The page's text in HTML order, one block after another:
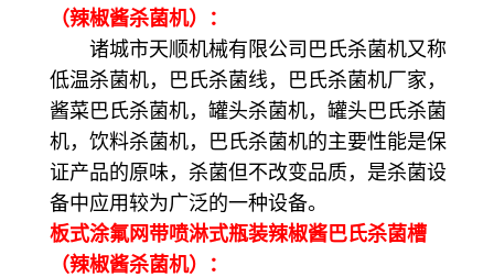
（辣椒酱杀菌机）：
诸城市天顺机械有限公司巴氏杀菌机又称
低温杀菌机，巴氏杀菌线，巴氏杀菌机厂家，
酱菜巴氏杀菌机，罐头杀菌机，罐头巴氏杀菌
机，饮料杀菌机，巴氏杀菌机的主要性能是保
证产品的原味，杀菌但不改变品质，是杀菌设
备中应用较为广泛的一种设备。
板式涂氟网带喷淋式瓶装辣椒酱巴氏杀菌槽
（辣椒酱杀菌机）：